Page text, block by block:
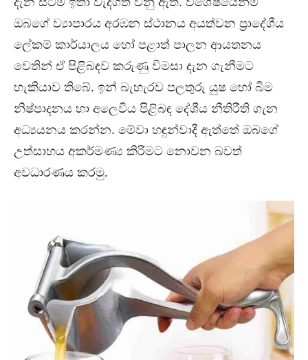
ඔබගේ ව්‍යාපාරය අරඹන ස්ථානය අයත්වන ප්‍රාදේශීය
ලේකම් කාර්යාලය හෝ පළාත් පාලන ආයතනය
වෙතින් ඒ පිළිබඳව කරුණු විමසා දැන ගැනීමට
හැකියාව තිබේ. ඉන් බැහැරව පලතුරු යුෂ හෝ බීම
නිෂ්පාදනය හා අලෙවිය පිළිබඳ දේශීය නීතිරීති ගැන
අධ්‍යයනය කරන්න. මේවා හඳුන්වාදී ඇත්තේ ඔබගේ
උත්සාහය අකර්මණ්‍ය කිරීමට නොවන බවත්
අවධාරණය කරමු.